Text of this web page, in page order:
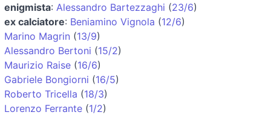
enigmista: Alessandro Bartezzaghi (23/6)
ex calciatore: Beniamino Vignola (12/6)
Marino Magrin (13/9)
Alessandro Bertoni (15/2)
Maurizio Raise (16/6)
Gabriele Bongiorni (16/5)
Roberto Tricella (18/3)
Lorenzo Ferrante (1/2)